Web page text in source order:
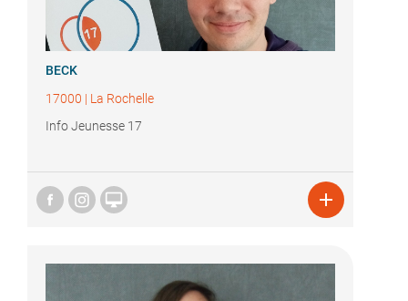
BECK
17000 | La Rochelle
Info Jeunesse 17
 